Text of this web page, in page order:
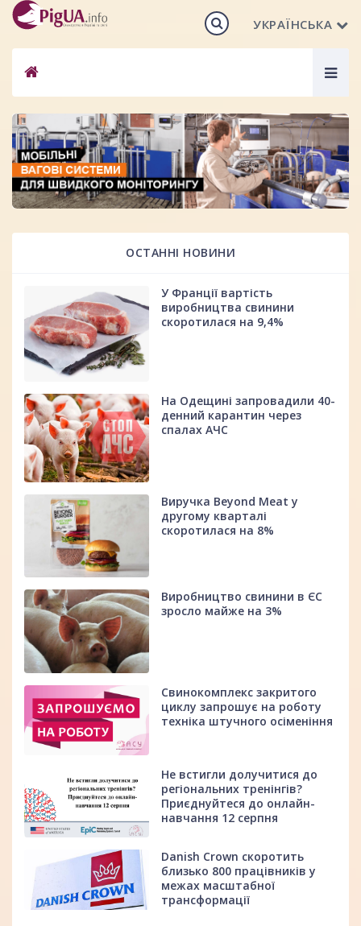
УКРАЇНСЬКА
ОСТАННІ НОВИНИ
У Франції вартість
виробництва свинини
скоротилася на 9,4%
На Одещині запровадили 40-
денний карантин через
спалах АЧС
Виручка Beyond Meat у
другому кварталі
скоротилася на 8%
Виробництво свинини в ЄС
зросло майже на 3%
Свинокомплекс закритого
циклу запрошує на роботу
техніка штучного осіменіння
Не встигли долучитися до
регіональних тренінгів?
Приєднуйтеся до онлайн-
навчання 12 серпня
Danish Crown скоротить
близько 800 працівників у
межах масштабної
трансформації